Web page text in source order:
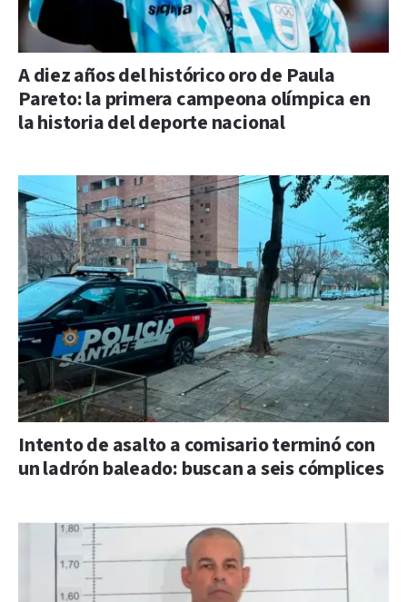
A diez años del histórico oro de Paula
Pareto: la primera campeona olímpica en
la historia del deporte nacional
Intento de asalto a comisario terminó con
un ladrón baleado: buscan a seis cómplices